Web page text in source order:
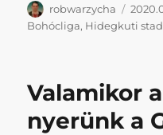
Szerző
robwarzycha
Bohócliga, Hidegkuti
Valamikor
nyerünk a